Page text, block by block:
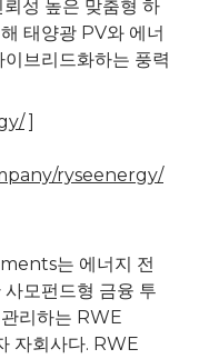
성 높은 맞춤형 하
태양광 PV와 에너
브리드화하는 풍력
]
ryseenergy/
는 에너지 전
모펀드형 금융 투
리하는 RWE
자회사다. RWE